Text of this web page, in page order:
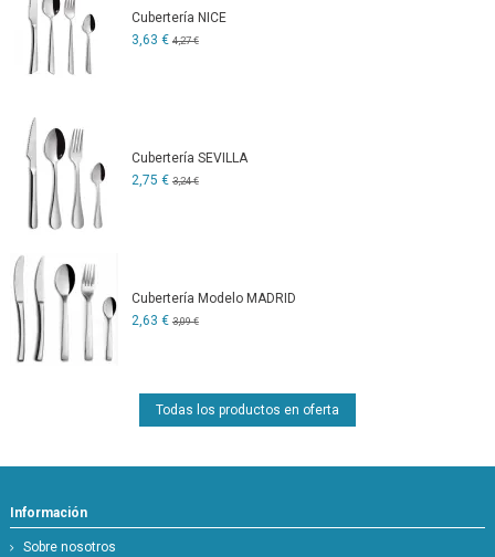
Cubertería NICE
3,63 € 4,27 €
Cubertería SEVILLA
2,75 € 3,24 €
Cubertería Modelo MADRID
2,63 € 3,09 €
Todas los productos en oferta
Información
Sobre nosotros